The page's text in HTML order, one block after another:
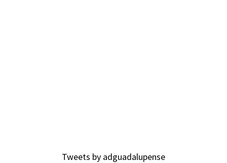
Tweets by adguadalupense